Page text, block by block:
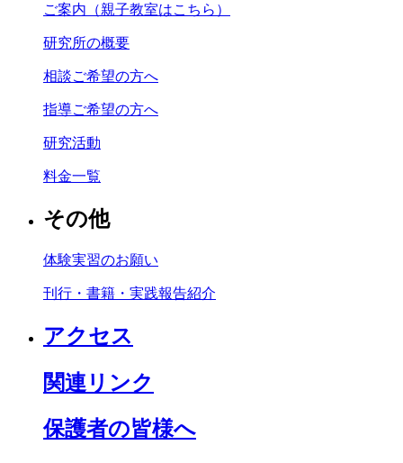
ご案内（親子教室はこちら）
研究所の概要
相談ご希望の方へ
指導ご希望の方へ
研究活動
料金一覧
その他
体験実習のお願い
刊行・書籍・実践報告紹介
アクセス
関連リンク
保護者の皆様へ